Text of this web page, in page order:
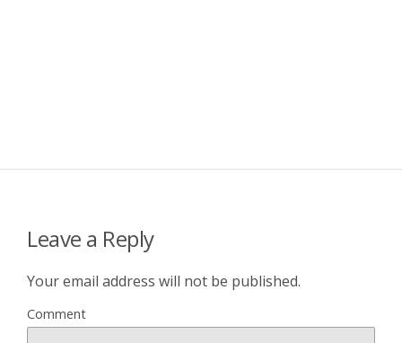
Leave a Reply
Your email address will not be published.
Comment